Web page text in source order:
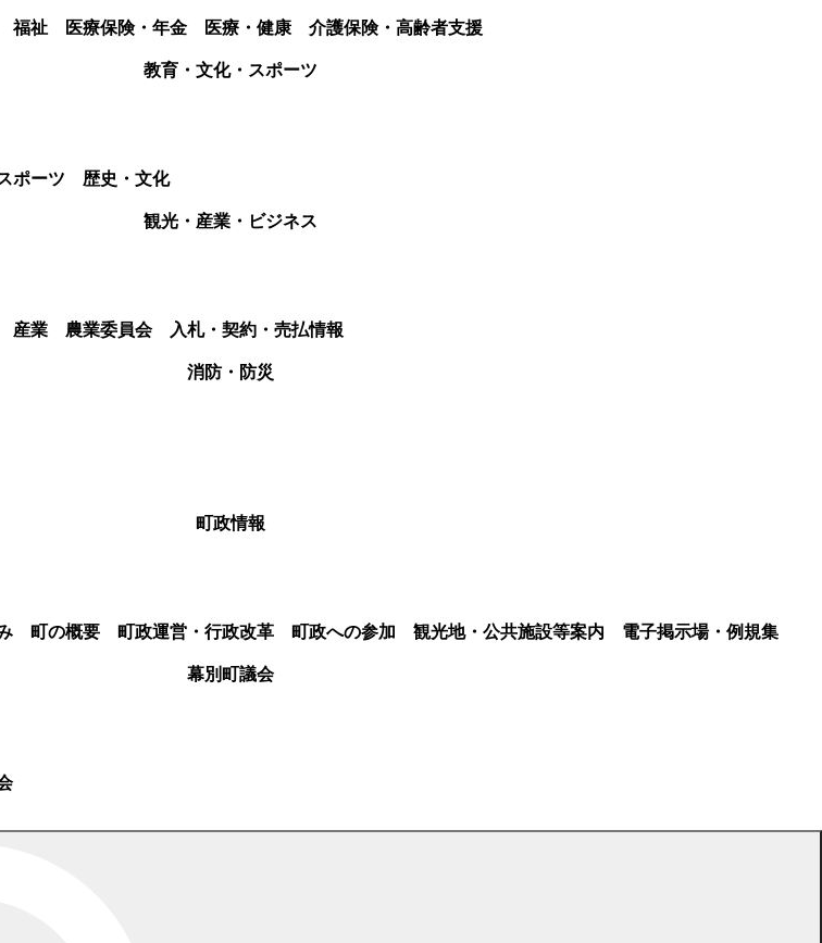
福祉 医療保険・年金 医療・健康
介護保険・高齢者支援
教育・文化・スポーツ
ポーツ
歴史・文化
観光・産業・ビジネス
産業 農業委員会
入札・契約・売払情報
消防・防災
町政情報
町の概要 町政運営・行政改革 町政への参加 観光地・公共施設等案内
電子掲示場・例規集
幕別町議会